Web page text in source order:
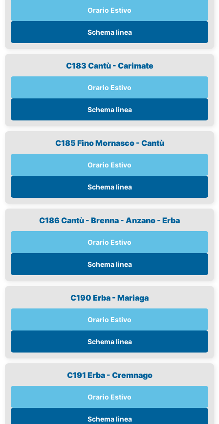
Orario Estivo
Schema linea
C183 Cantù - Carimate
Orario Estivo
Schema linea
C185 Fino Mornasco - Cantù
Orario Estivo
Schema linea
C186 Cantù - Brenna - Anzano - Erba
Orario Estivo
Schema linea
C190 Erba - Mariaga
Orario Estivo
Schema linea
C191 Erba - Cremnago
Orario Estivo
Schema linea